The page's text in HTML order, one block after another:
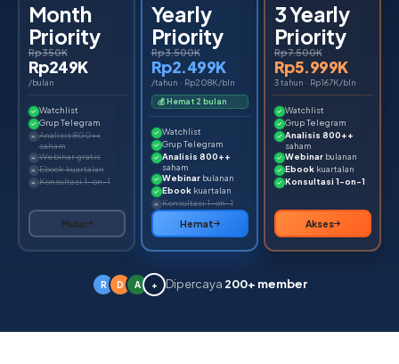
Month
Priority
Rp350K
Rp249K
/bulan
Watchlist
Grup Telegram
Analisis 800++
saham
Webinar gratis
Ebook kuartalan
Konsultasi 1-on-1
Mulai
Yearly
Priority
Rp3.500K
Rp2.499K
/tahun · Rp208K/bln
💰 Hemat 2 bulan
Watchlist
Grup Telegram
Analisis 800++
saham
Webinarbulanan
Ebookkuartalan
Konsultasi 1-on-1
Hemat
3 Yearly
Priority
Rp7.500K
Rp5.999K
3 tahun · Rp167K/bln
Watchlist
Grup Telegram
Analisis 800++
saham
Webinarbulanan
Ebookkuartalan
Konsultasi 1-on-1
Akses
R D A + Dipercaya 200+ member